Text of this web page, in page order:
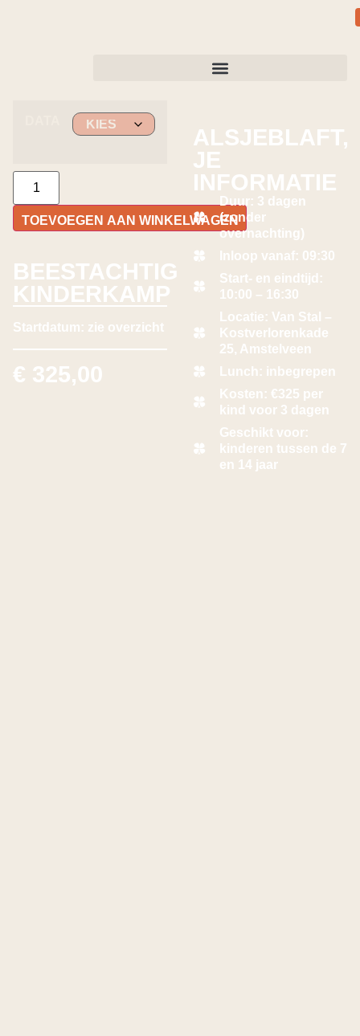
TOEVOEGEN AAN WINKELWAGEN
BEESTACHTIG
KINDERKAMP
Startdatum: zie overzicht
€ 325,00
ALSJEBLAFT,
JE
INFORMATIE
Duur: 3 dagen
(zonder
overnachting)
Inloop vanaf: 09:30
Start- en eindtijd:
10:00 – 16:30
Locatie: Van Stal –
Kostverlorenkade
25, Amstelveen
Lunch: inbegrepen
Kosten: €325 per
kind voor 3 dagen
Geschikt voor:
kinderen tussen de 7
en 14 jaar